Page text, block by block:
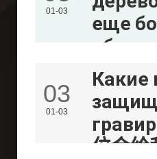
01-03
еще
命
со
03
01-03
Какие
位会给